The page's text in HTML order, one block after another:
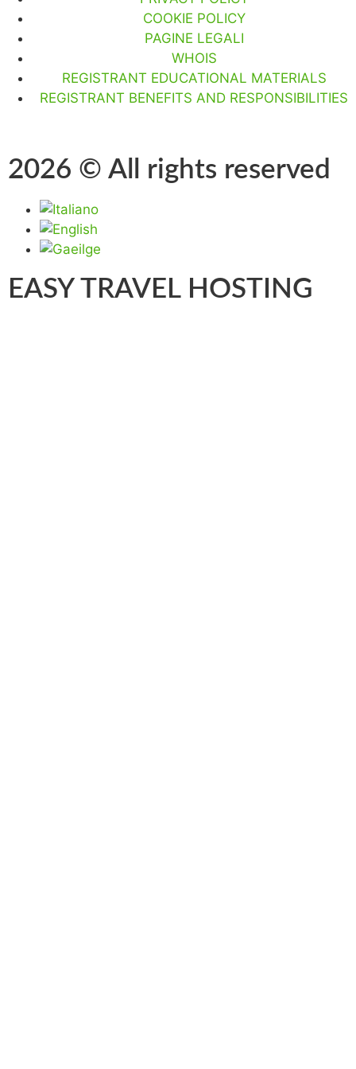
COOKIE POLICY
PAGINE LEGALI
WHOIS
REGISTRANT EDUCATIONAL MATERIALS
REGISTRANT BENEFITS AND RESPONSIBILITIES
2026 © All rights reserved
EASY TRAVEL HOSTING